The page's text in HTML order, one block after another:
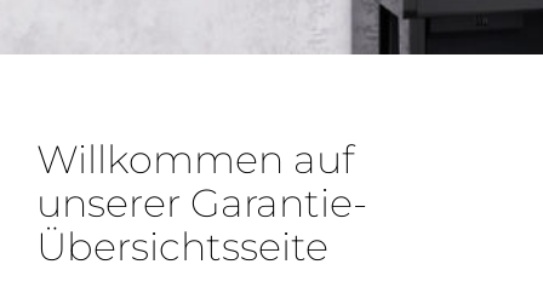
Willkommen auf
unserer Garantie-
Übersichtsseite